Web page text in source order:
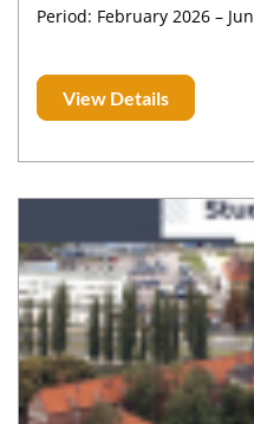
Period: February 2026 –
View Details